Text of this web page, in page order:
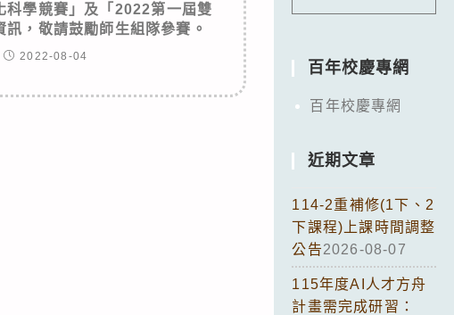
科學競賽」及「2022第一屆雙
訊，敬請鼓勵師生組隊參賽。
2022-08-04
百年校慶專網
百年校慶專網
近期文章
114-2重補修(1下、2
下課程)上課時間調整
公告2026-08-07
115年度AI人才方舟
計畫需完成研習：